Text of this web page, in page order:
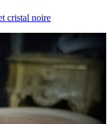
cristal noire